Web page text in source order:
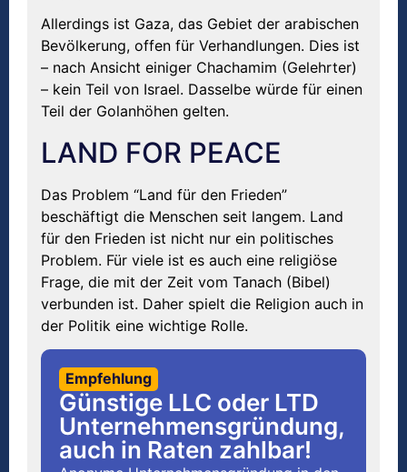
Allerdings ist Gaza, das Gebiet der arabischen
Bevölkerung, offen für Verhandlungen. Dies ist
– nach Ansicht einiger Chachamim (Gelehrter)
– kein Teil von Israel. Dasselbe würde für einen
Teil der Golanhöhen gelten.
LAND FOR PEACE
Das Problem “Land für den Frieden”
beschäftigt die Menschen seit langem. Land
für den Frieden ist nicht nur ein politisches
Problem. Für viele ist es auch eine religiöse
Frage, die mit der Zeit vom Tanach (Bibel)
verbunden ist. Daher spielt die Religion auch in
der Politik eine wichtige Rolle.
Empfehlung
Günstige LLC oder LTD
Unternehmensgründung,
auch in Raten zahlbar!